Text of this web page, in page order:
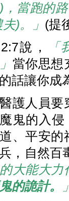
，當跑的
)。」 (提
說，
當你思想
話讓你成
護人員要
鬼的入
、平安的
，自然百
大能大力
的詭計。